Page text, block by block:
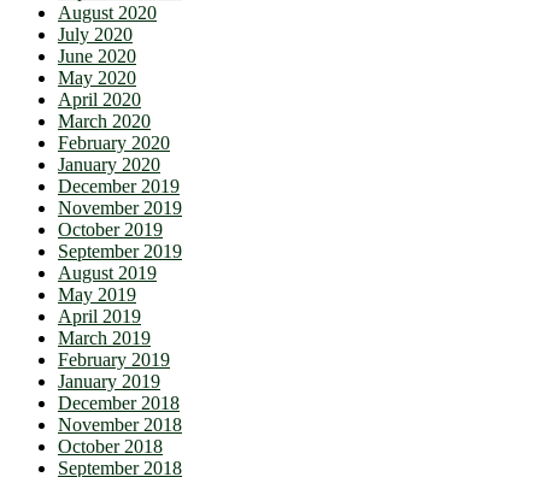
August 2020
July 2020
June 2020
May 2020
April 2020
March 2020
February 2020
January 2020
December 2019
November 2019
October 2019
September 2019
August 2019
May 2019
April 2019
March 2019
February 2019
January 2019
December 2018
November 2018
October 2018
September 2018